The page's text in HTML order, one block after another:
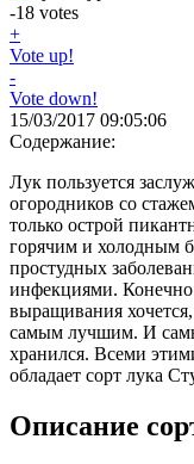
-18 votes
+
Vote up!
-
Vote down!
15/03/2017 09:05:06
Содержание:
Лук пользуется
огородников со
только острой
горячим и холодным
простудных
инфекциями. Конечно
выращивания
самым лучшим. И
хранился. Всеми
обладает сорт лука
Описание